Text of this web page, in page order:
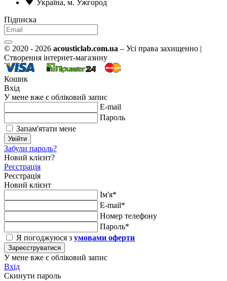
Україна, м. Ужгород
Підписка
© 2020 - 2026 acousticlab.com.ua – Усі права захищенно |
Створення інтернет-магазину
Кошик
Вхід
У мене вже є обліковий запис
E-mail
Пароль
Запам'ятати мене
Увійти
Забули пароль?
Новий клієнт?
Реєстрація
Реєстрація
Новий клієнт
Ім'я*
E-mail*
Номер телефону
Пароль*
Я погоджуюся з умовами оферти
Зареєструватися
У мене вже є обліковий запис
Вхід
Скинути пароль